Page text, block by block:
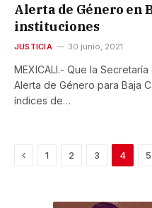
Alerta de Género en
instituciones
JUSTICIA 30 junio, 2021
MEXICALI.- Que la
Alerta de Género para Baja
índices de…
Previous
1 2 3 4 5